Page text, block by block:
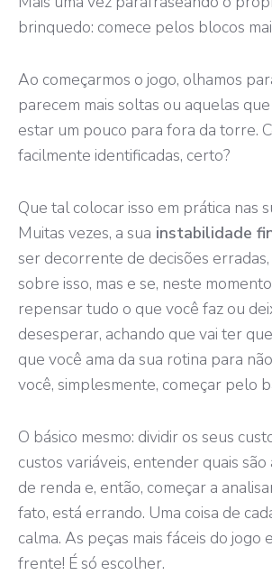
brinquedo: comece pelos blocos
Ao começarmos o jogo, olhamos
parecem mais soltas ou aquelas
estar um pouco para fora da torre.
facilmente identificadas, certo?
Que tal colocar isso em prática nas
Muitas vezes, a sua instabilidade
ser decorrente de decisões erradas,
sobre isso, mas e se, neste
repensar tudo o que você faz ou
desesperar, achando que vai ter
que você ama da sua rotina para
você, simplesmente, começar pelo
O básico mesmo: dividir os seus
custos variáveis, entender quais são
de renda e, então, começar a
fato, está errando. Uma coisa de
calma. As peças mais fáceis do jogo
frente! É só escolher.